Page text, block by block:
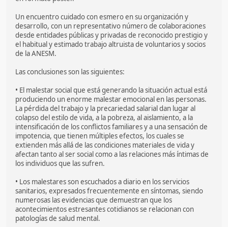
Un encuentro cuidado con esmero en su organización y
desarrollo, con un representativo número de colaboraciones
desde entidades públicas y privadas de reconocido prestigio y
el habitual y estimado trabajo altruista de voluntarios y socios
de la ANESM.
Las conclusiones son las siguientes:
• El malestar social que está generando la situación actual está
produciendo un enorme malestar emocional en las personas.
La pérdida del trabajo y la precariedad salarial dan lugar al
colapso del estilo de vida, a la pobreza, al aislamiento, a la
intensificación de los conflictos familiares y a una sensación de
impotencia, que tienen múltiples efectos, los cuales se
extienden más allá de las condiciones materiales de vida y
afectan tanto al ser social como a las relaciones más íntimas de
los individuos que las sufren.
• Los malestares son escuchados a diario en los servicios
sanitarios, expresados frecuentemente en síntomas, siendo
numerosas las evidencias que demuestran que los
acontecimientos estresantes cotidianos se relacionan con
patologías de salud mental.